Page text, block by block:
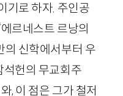
기로 하자. 주인공
르네스트 르낭의
의 신학에서부터 우
석헌의 무교회주
, 이 점은 그가 철저